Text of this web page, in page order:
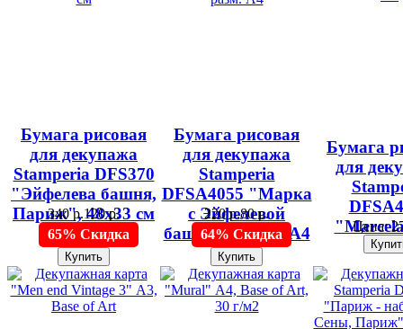
Бумага рисовая
для декупажа
Stamperia DFS370
"Эйфелева башня,
Париж", 48х33 см
340 р.120 р.
65% Скидка
Бумага рисовая
для декупажа
Stamperia
DFSA4055 "Марка
с Эйфелевой
башней", разм. А4
220 р.80 р.
64% Скидка
Бумага
для
Цена: